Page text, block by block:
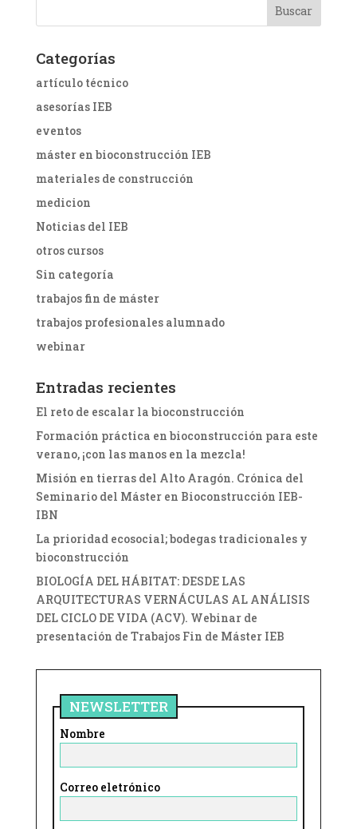
Categorías
artículo técnico
asesorías IEB
eventos
máster en bioconstrucción IEB
materiales de construcción
medicion
Noticias del IEB
otros cursos
Sin categoría
trabajos fin de máster
trabajos profesionales alumnado
webinar
Entradas recientes
El reto de escalar la bioconstrucción
Formación práctica en bioconstrucción para este
verano, ¡con las manos en la mezcla!
Misión en tierras del Alto Aragón. Crónica del
Seminario del Máster en Bioconstrucción IEB-
IBN
La prioridad ecosocial; bodegas tradicionales y
bioconstrucción
BIOLOGÍA DEL HÁBITAT: DESDE LAS
ARQUITECTURAS VERNÁCULAS AL ANÁLISIS
DEL CICLO DE VIDA (ACV). Webinar de
presentación de Trabajos Fin de Máster IEB
NEWSLETTER
Nombre
Correo eletrónico